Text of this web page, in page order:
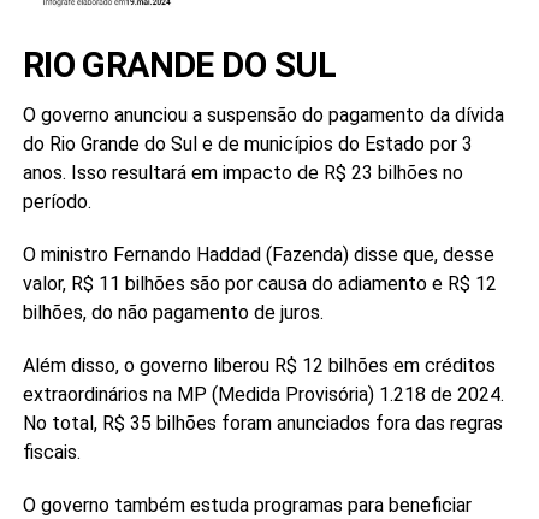
RIO GRANDE DO SUL
O governo anunciou a suspensão do pagamento da dívida
do Rio Grande do Sul e de municípios do Estado por 3
anos. Isso resultará em impacto de R$ 23 bilhões no
período.
O ministro Fernando Haddad (Fazenda) disse que, desse
valor, R$ 11 bilhões são por causa do adiamento e R$ 12
bilhões, do não pagamento de juros.
Além disso, o governo liberou R$ 12 bilhões em créditos
extraordinários na MP (Medida Provisória) 1.218 de 2024.
No total, R$ 35 bilhões foram anunciados fora das regras
fiscais.
O governo também estuda programas para beneficiar